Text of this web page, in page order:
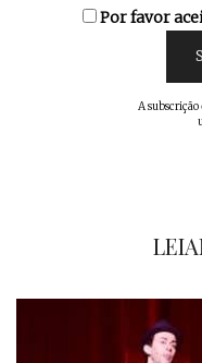
Por favor
A